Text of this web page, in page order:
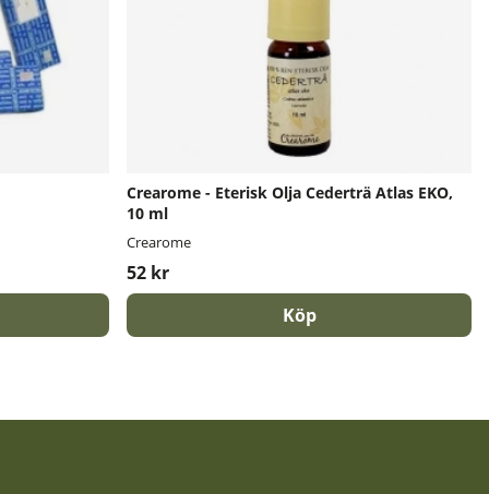
Crearome - Eterisk Olja Cederträ Atlas EKO,
10 ml
Crearome
52 kr
Köp